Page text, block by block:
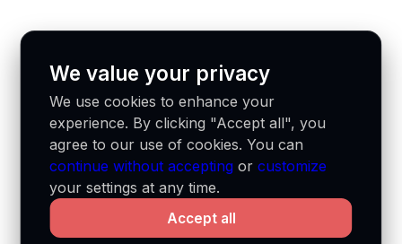
We value your privacy
We use cookies to enhance your
experience. By clicking "Accept all", you
agree to our use of cookies. You can
continue without accepting orcustomize
your settings at any time.
Accept all